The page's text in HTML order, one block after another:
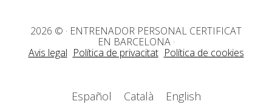
2026 © · ENTRENADOR PERSONAL CERTIFICAT
EN BARCELONA ·
Avis legal Política de privacitat Política de cookies
Español Català English